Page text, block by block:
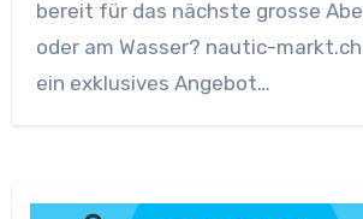
bereit für das nächste grosse
oder am Wasser? nautic-
ein exklusives Angebot…